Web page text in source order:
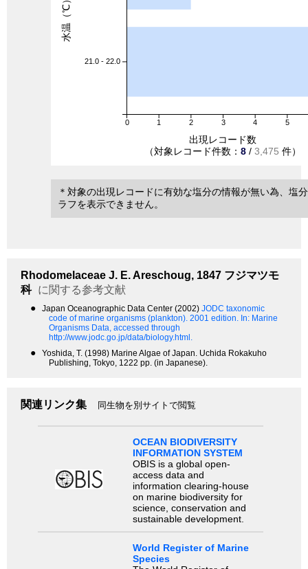
0 1 2 3 4 5
21.0 - 22.0
出現レコード数
（対象レコード件数： 8 / 3,475 件）
水温（℃）
＊対象の出現レコードに有効な塩分の情報が無い為、塩
ラフを表示できません。
Rhodomelaceae J. E. Areschoug, 1847 フジマツモ
科 に関する参考文献
● Japan Oceanographic Data Center (2002) JODC taxonomic
code of marine organisms (plankton). 2001 edition. In: Marine
Organisms Data, accessed through
http://www.jodc.go.jp/data/biology.html.
●
Yoshida, T. (1998) Marine Algae of Japan. Uchida Rokakuho
Publishing, Tokyo, 1222 pp. (in Japanese).
関連リンク集 同生物を別サイトで閲覧
OCEAN BIODIVERSITY
INFORMATION SYSTEM
OBIS is a global open-
access data and
information clearing-house
on marine biodiversity for
science, conservation and
sustainable development.
World Register of Marine
Species